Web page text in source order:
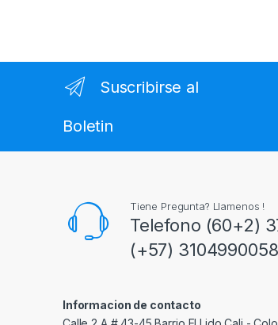
Suscribirse al
Boletin
Tiene Pregunta? Llamenos !
Telefono (60+2)
(+57) 3104990058
Informacion de contacto